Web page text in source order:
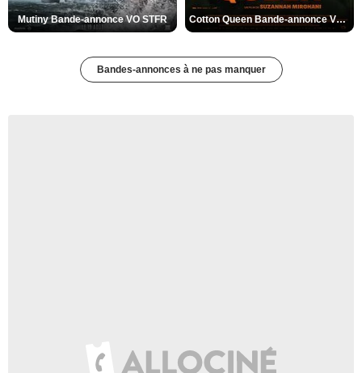
Mutiny Bande-annonce VO STFR Cotton Queen Bande-annonce VO STFR
Bandes-annonces à ne pas manquer